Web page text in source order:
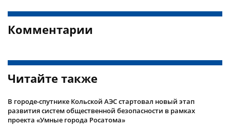
Комментарии
Читайте также
В городе-спутнике Кольской АЭС стартовал новый этап
развития систем общественной безопасности в рамках
проекта «Умные города Росатома»